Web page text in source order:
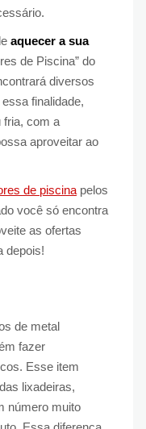
aquecer a sua
de Piscina” do
diversos
finalidade,
fria, com a
aproveitar ao
de piscina pelos
você só encontra
as ofertas
depois!
de metal
fazer
Esse item
lixadeiras,
número muito